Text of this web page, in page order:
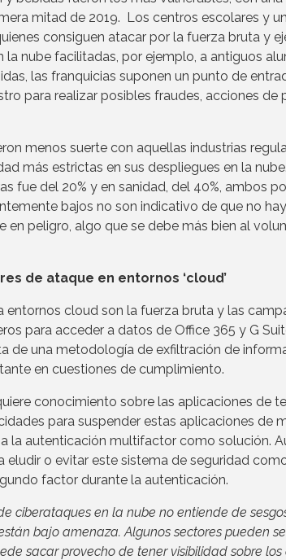
mitad de 2019. Los centros escolares y
consiguen atacar por la fuerza bruta y
nube facilitadas, por ejemplo, a antiguos
las franquicias suponen un punto de
para realizar posibles fraudes, acciones de
menos suerte con aquellas industrias
más estrictas en sus despliegues en la
fue del 20% y en sanidad, del 40%, ambos
bajos no son indicativo de que no
peligro, algo que se debe más bien al
de ataque en entornos ‘cloud’
cloud son la fuerza bruta y las
para acceder a datos de Office 365 y G
de una metodología de exfiltración de
en cuestiones de cumplimiento.
conocimiento sobre las aplicaciones de
para suspender estas aplicaciones de
la autenticación multifactor como solución.
o evitar este sistema de seguridad
factor durante la autenticación.
ciberataques en la nube no entiende de
bajo amenaza. Algunos sectores pueden
sacar provecho de tener visibilidad sobre